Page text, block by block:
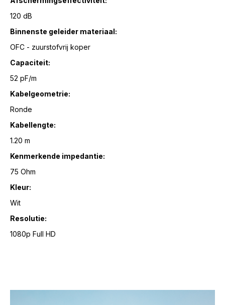
120 dB
Binnenste geleider materiaal:
OFC - zuurstofvrij koper
Capaciteit:
52 pF/m
Kabelgeometrie:
Ronde
Kabellengte:
1.20 m
Kenmerkende impedantie:
75 Ohm
Kleur:
Wit
Resolutie:
1080p Full HD